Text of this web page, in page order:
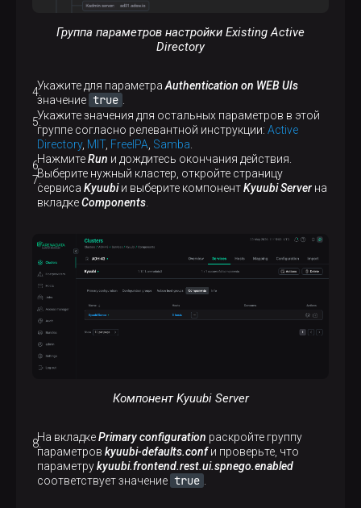
Группа параметров настройки Existing Active
Directory
Укажите для параметра Authentication on WEB UIs
значение true
Укажите значения для остальных параметров в этой
группе согласно релевантной инструкции: Active
Directory, MIT, FreeIPA Samba
НажмитеRun и дождитесь окончания действия.
Выберите нужный кластер, откройте страницу
сервиса Kyuubiи выберите компонентKyuubi Server на
вкладкеComponents
Компонент Kyuubi Server
На вкладкеPrimary configuration раскройте группу
параметров kyuubi-defaults.confи проверьте, что
параметруkyuubi.frontend.rest.ui.spnego.enabled
соответствует значение true